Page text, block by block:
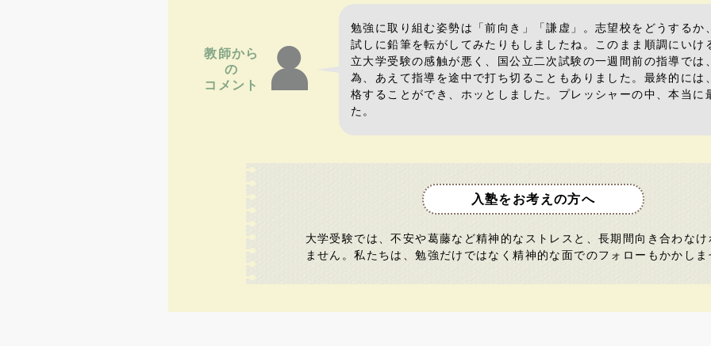
教師から
の
コメント
勉強に取り組む姿勢は「前向き」「謙虚」。志望校をどうするか
試しに鉛筆を転がしてみたりもしましたね。このまま順調にいけ
立大学受験の感触が悪く、国公立二次試験の一週間前の指導では
為、あえて指導を途中で打ち切ることもありました。最終的には
格することができ、ホッとしました。プレッシャーの中、本当に
た。
入塾をお考えの方へ
大学受験では、不安や葛藤など精神的なストレスと、長期間向き合わな
ません。私たちは、勉強だけではなく精神的な面でのフォローもかかし